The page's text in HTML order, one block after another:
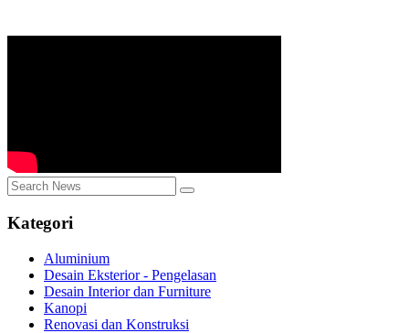
Kategori
Aluminium
Desain Eksterior - Pengelasan
Desain Interior dan Furniture
Kanopi
Renovasi dan Konstruksi